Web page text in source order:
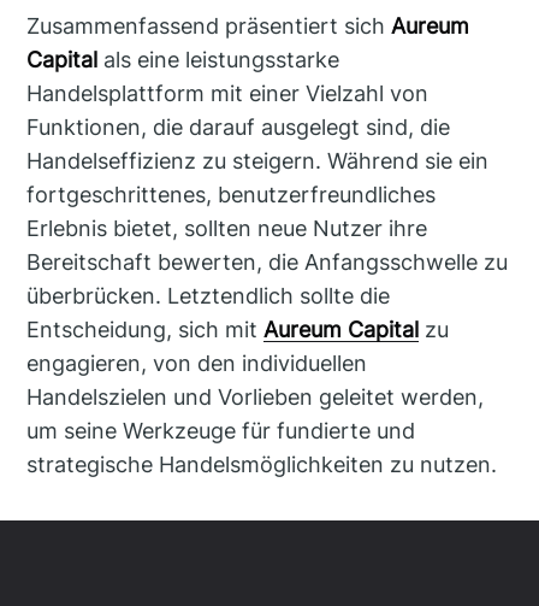
Zusammenfassend präsentiert sichAureum
Capital als eine leistungsstarke
Handelsplattform mit einer Vielzahl von
Funktionen, die darauf ausgelegt sind, die
Handelseffizienz zu steigern. Während sie ein
fortgeschrittenes, benutzerfreundliches
Erlebnis bietet, sollten neue Nutzer ihre
Bereitschaft bewerten, die Anfangsschwelle zu
überbrücken. Letztendlich sollte die
Entscheidung, sich mitAureum Capital zu
engagieren, von den individuellen
Handelszielen und Vorlieben geleitet werden,
um seine Werkzeuge für fundierte und
strategische Handelsmöglichkeiten zu nutzen.